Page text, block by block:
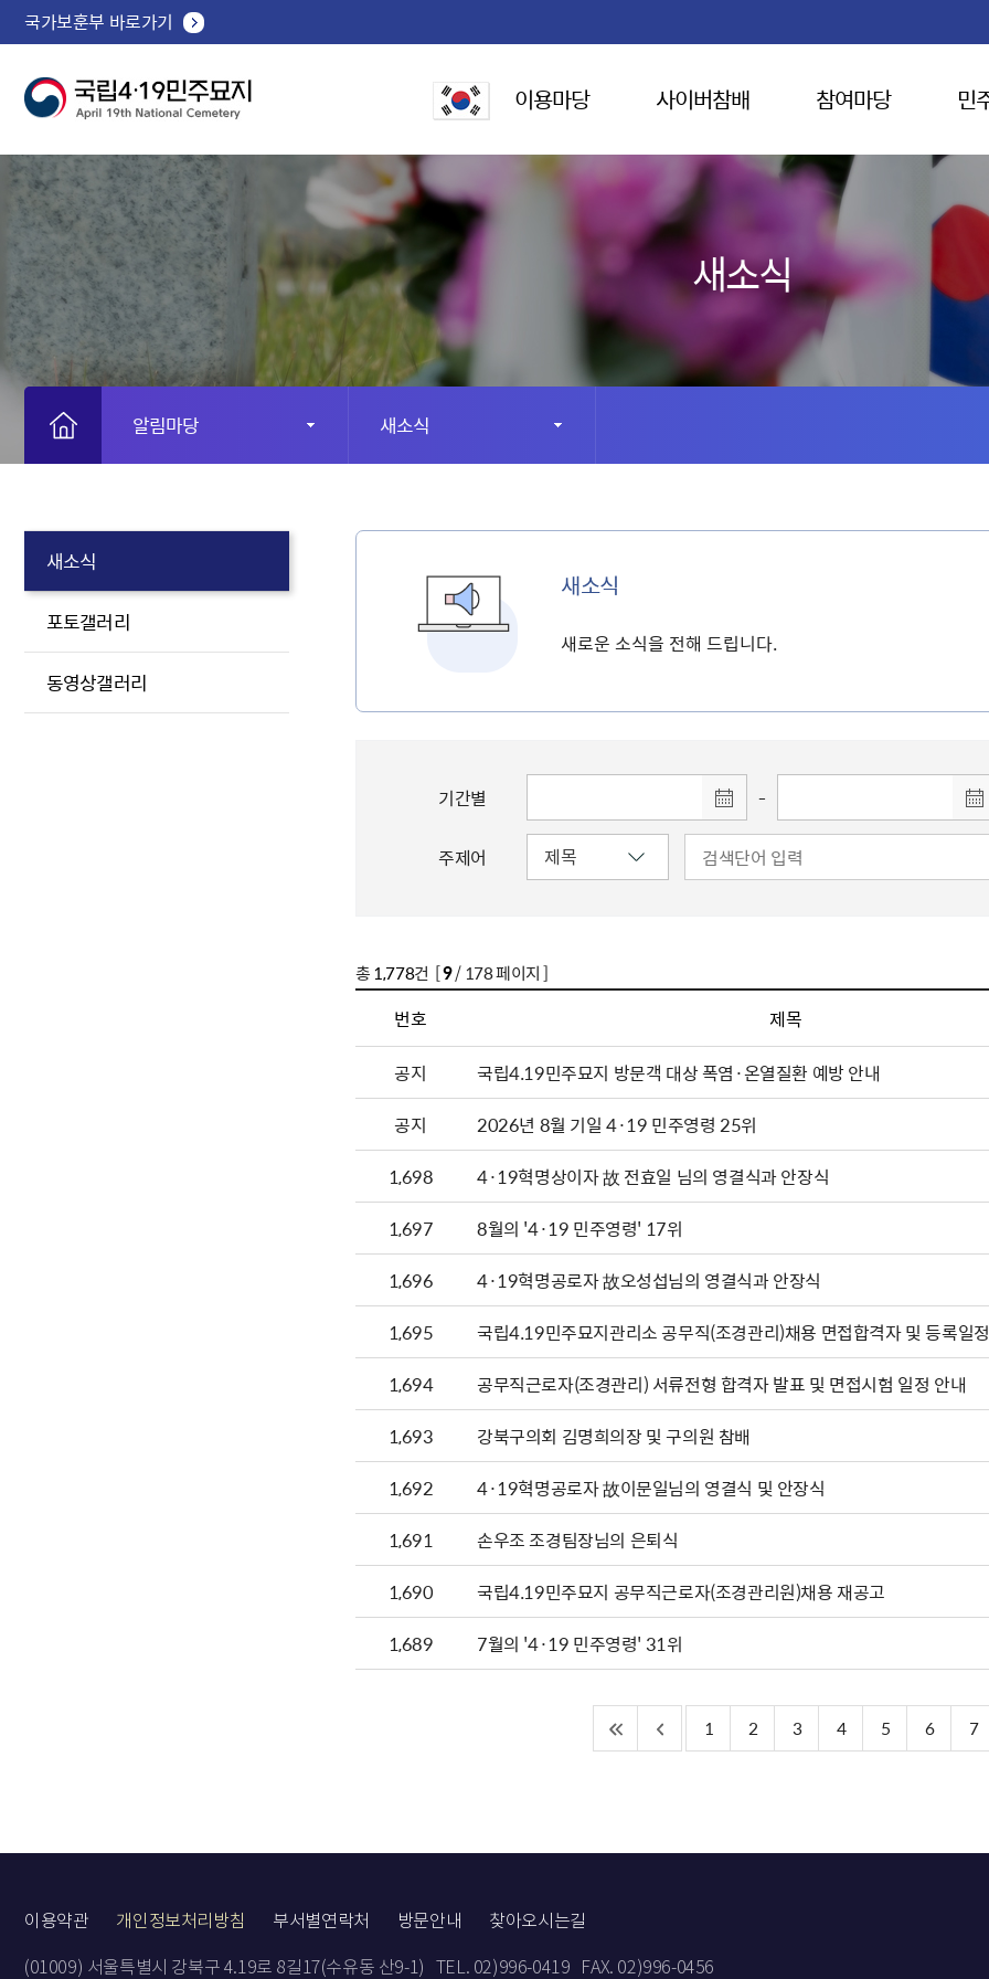
국가보훈부 바로가기
이용마당 사이버참배 참여마당 민
새소식
알림마당 새소식
새소식
포토갤러리
동영상갤러리
새소식
새로운 소식을 전해 드립니다.
기간별 -
주제어
총1,778건 [9/ 178 페이지 ]
번호 제목
공지
국립4.19민주묘지 방문객 대상 폭염·온열질환 예방 안내
공지
2026년 8월 기일 4·19 민주영령 25위
1,698
4·19혁명상이자 故 전효일 님의 영결식과 안장식
1,697
8월의 '4·19 민주영령' 17위
1,696
4·19혁명공로자 故오성섭님의 영결식과 안장식
1,695
국립4.19민주묘지관리소 공무직(조경관리)채용 면접합격자 및 등록일
1,694
공무직근로자(조경관리) 서류전형 합격자 발표 및 면접시험 일정 안내
1,693
강북구의회 김명희의장 및 구의원 참배
1,692
4·19혁명공로자 故이문일님의 영결식 및 안장식
1,691
손우조 조경팀장님의 은퇴식
1,690
국립4.19민주묘지 공무직근로자(조경관리원)채용 재공고
1,689
7월의 '4·19 민주영령' 31위
1 2 3 4 5 6 7
이용약관 개인정보처리방침 부서별연락처 방문안내 찾아오시는길
(01009) 서울특별시 강북구 4.19로 8길17(수유동 산9-1) TEL. 02)996-0419 FAX. 02)996-0456